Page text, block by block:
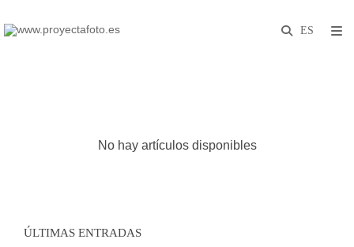
No hay artículos disponibles
ÚLTIMAS ENTRADAS